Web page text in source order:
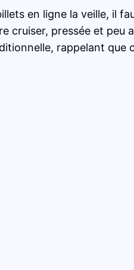
en ligne la veille, il
cruiser, pressée et peu
rappelant que